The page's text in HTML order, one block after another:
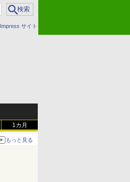
Impress サイト
1カ月
もっと見る